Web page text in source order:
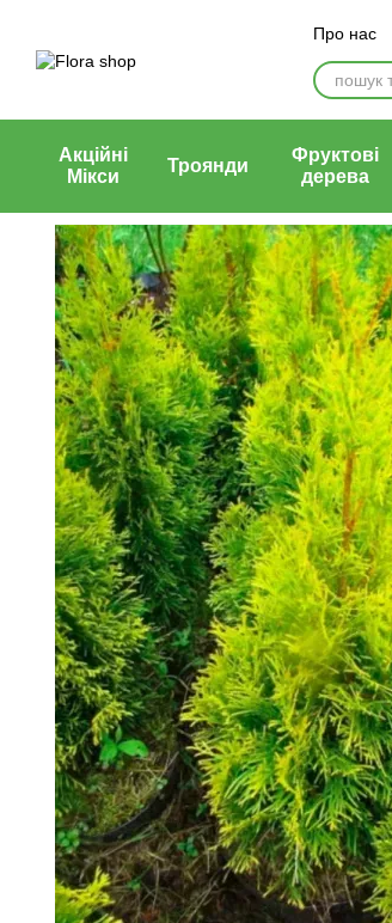
Про нас
Блог
Акційні
Мікси
Троянди
Фруктові
дерева